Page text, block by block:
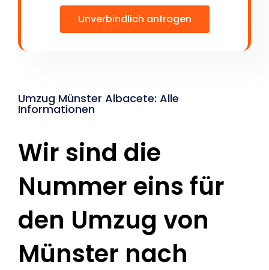
Unverbindlich anfragen
Umzug Münster Albacete: Alle
Informationen
Wir sind die
Nummer eins für
den Umzug von
Münster nach